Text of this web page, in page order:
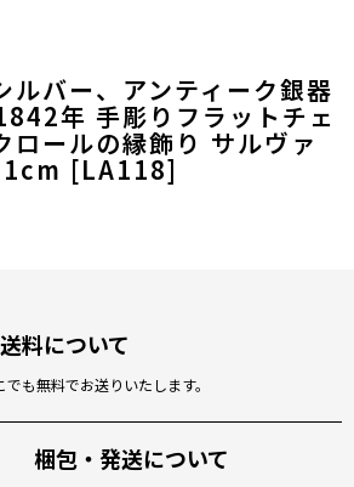
ルバー、アンティーク銀器
年 手彫りフラットチェ
ロールの縁飾り サルヴァ
[LA118]
送料について
も無料でお送りいたします。
梱包・発送について